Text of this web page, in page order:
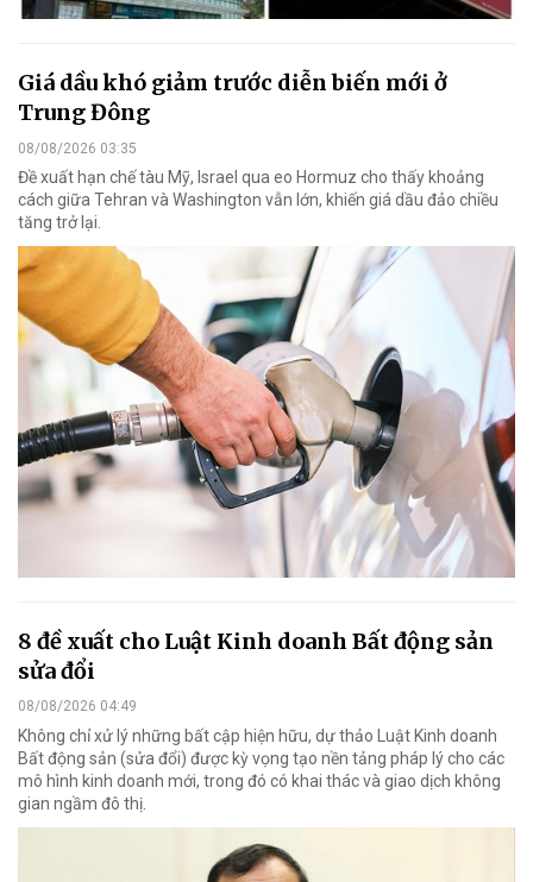
Giá dầu khó giảm trước diễn biến mới ở
Trung Đông
08/08/2026 03:35
Đề xuất hạn chế tàu Mỹ, Israel qua eo Hormuz cho thấy khoảng
cách giữa Tehran và Washington vẫn lớn, khiến giá dầu đảo chiều
tăng trở lại.
8 đề xuất cho Luật Kinh doanh Bất động sản
sửa đổi
08/08/2026 04:49
Không chỉ xử lý những bất cập hiện hữu, dự thảo Luật Kinh doanh
Bất động sản (sửa đổi) được kỳ vọng tạo nền tảng pháp lý cho các
mô hình kinh doanh mới, trong đó có khai thác và giao dịch không
gian ngầm đô thị.